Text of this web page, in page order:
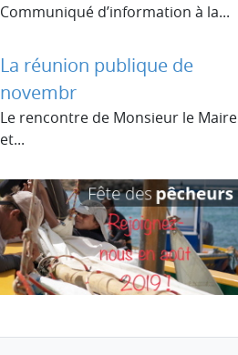
Communiqué d’information à la...
La réunion publique de
novembr
Le rencontre de Monsieur le Maire
et...